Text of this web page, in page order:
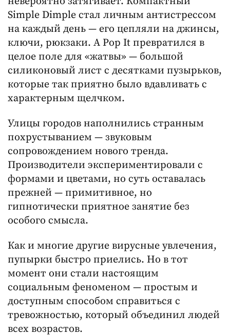
Simple Dimple стал личным антистрессом
на каждый день — его цепляли на джинсы,
ключи, рюкзаки. А Pop It превратился в
целое поле для «жатвы» — большой
силиконовый лист с десятками пузырьков,
которые так приятно было вдавливать с
характерным щелчком.
Улицы городов наполнились странным
похрустыванием — звуковым
сопровождением нового тренда.
Производители экспериментировали с
формами и цветами, но суть оставалась
прежней — примитивное, но
гипнотически приятное занятие без
особого смысла.
Как и многие другие вирусные увлечения,
пупырки быстро приелись. Но в тот
момент они стали настоящим
социальным феноменом — простым и
доступным способом справиться с
тревожностью, который объединил людей
всех возрастов.